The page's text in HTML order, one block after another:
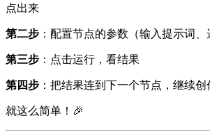
点出来
第二步 ：配置节点的参数（输入提示词、
第三步 ：点击运行，看结果
第四步 ：把结果连到下一个节点，继续创
就这么简单！🎉